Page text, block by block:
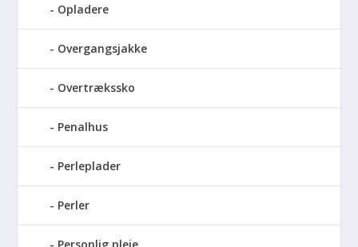
Opladere
Overgangsjakke
Overtrækssko
Penalhus
Perleplader
Perler
Personlig pleje